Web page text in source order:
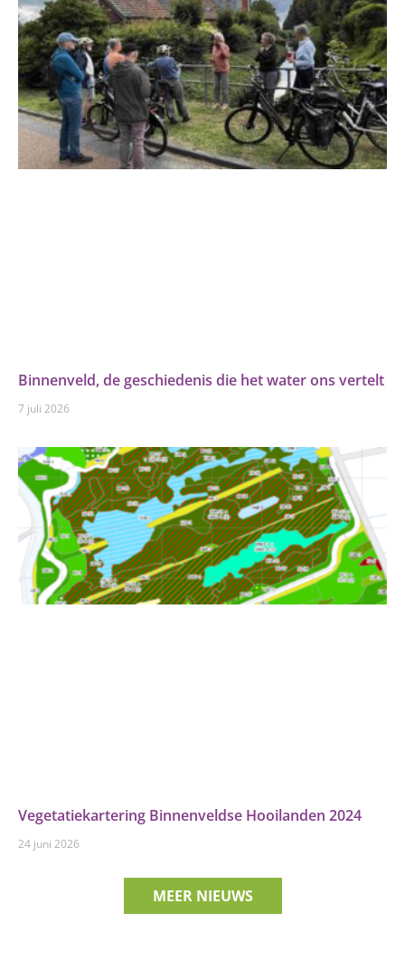
Binnenveld, de geschiedenis die het water ons vertelt
7 juli 2026
Vegetatiekartering Binnenveldse Hooilanden 2024
24 juni 2026
MEER NIEUWS